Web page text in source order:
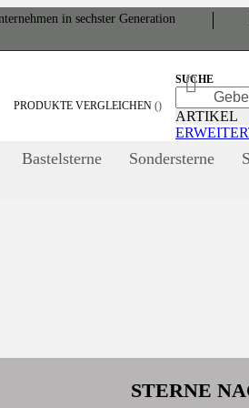
in sechster Gene­ration
SUCHE
SUCHE
ARTIKEL
SUCHE
PRODUKTE VERGLEICHEN
Bastelsterne Sondersterne
STERNE